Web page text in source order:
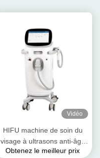
Vidéo
HIFU machine de soin du
visage à ultrasons anti-âge
pour clinique de beauté ou
Obtenez le meilleur prix